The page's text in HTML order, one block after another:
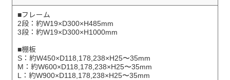
■フレーム
2段：約W19×D300×H485mm
3段：約W19×D300×H1000mm
■棚板
S：約W450×D118,178,238×H25〜35mm
M：約W600×D118,178,238×H25〜35mm
L：約W900×D118,178,238×H25〜35mm